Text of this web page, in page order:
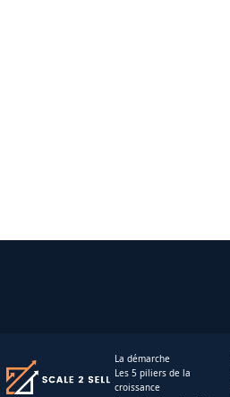
La démarche
Les 5 piliers de la
croissance